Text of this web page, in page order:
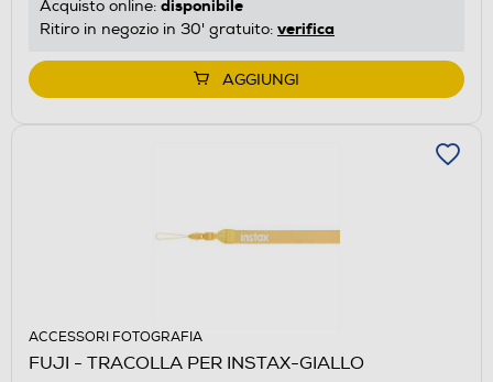
Acquisto online: disponibile
Ritiro in negozio in 30' gratuito: verifica
AGGIUNGI
ACCESSORI FOTOGRAFIA
FUJI - TRACOLLA PER INSTAX-GIALLO